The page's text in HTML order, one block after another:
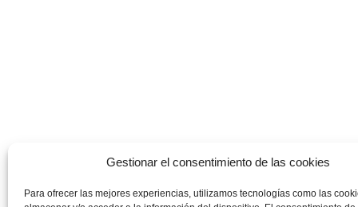
Gestionar el consentimiento de las cookies
Para ofrecer las mejores experiencias, utilizamos tecnologías como las